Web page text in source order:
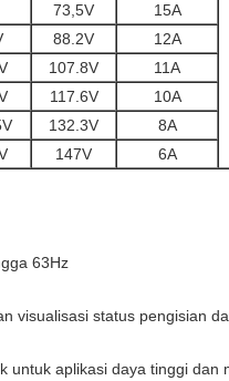
73,5V
15A
88.2V
12A
107.8V
11A
117.6V
10A
132.3V
8A
147V 6A
63Hz
visualisasi status pengisian
untuk aplikasi daya tinggi dan